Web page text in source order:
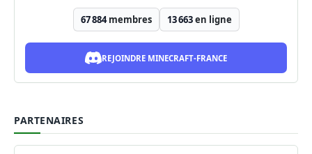
67 884membres 13 663en ligne
REJOINDRE MINECRAFT-FRANCE
PARTENAIRES